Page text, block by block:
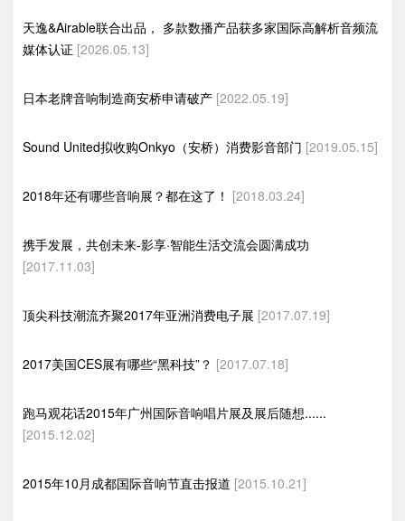
天逸&Airable联合出品， 多款数播产品获多家国际高解析音频流
媒体认证 [2026.05.13]
日本老牌音响制造商安桥申请破产 [2022.05.19]
Sound United拟收购Onkyo（安桥）消费影音部门 [2019.05.15]
2018年还有哪些音响展？都在这了！ [2018.03.24]
携手发展，共创未来-影享·智能生活交流会圆满成功
[2017.11.03]
顶尖科技潮流齐聚2017年亚洲消费电子展 [2017.07.19]
2017美国CES展有哪些“黑科技”？ [2017.07.18]
跑马观花话2015年广州国际音响唱片展及展后随想......
[2015.12.02]
2015年10月成都国际音响节直击报道 [2015.10.21]